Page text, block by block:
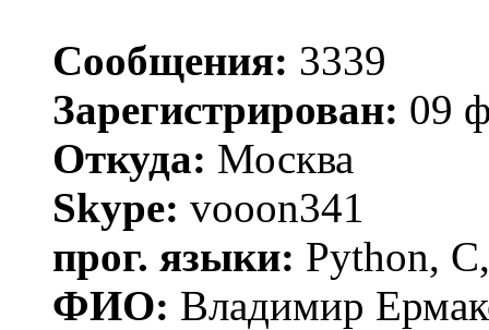
Сообщения: 3339
Зарегистрирован: 09
Откуда: Москва
Skype: vooon341
прог. языки: Python,
ФИО: Владимир